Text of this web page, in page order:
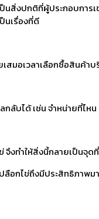
ปกติที่ผู้ประกอบการเข
นเรื่องที่ดี
มอเวลาเลือกซื้อสินค้า
ลับได้ เช่น จำหน่ายที่ไ
จึงทำให้สิ่งนี้กลายเป็นจุ
อกไข่ถึงมีประสิทธิภาพ